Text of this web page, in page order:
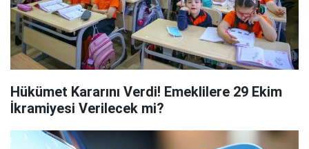
Hükümet Kararını Verdi! Emeklilere 29 Ekim
İkramiyesi Verilecek mi?